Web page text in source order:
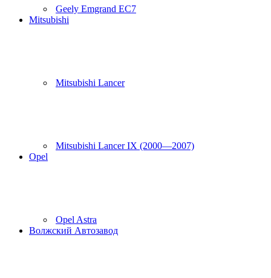
Geely Emgrand EC7
Mitsubishi
Mitsubishi Lancer
Mitsubishi Lancer IX (2000—2007)
Opel
Opel Astra
Волжский Автозавод